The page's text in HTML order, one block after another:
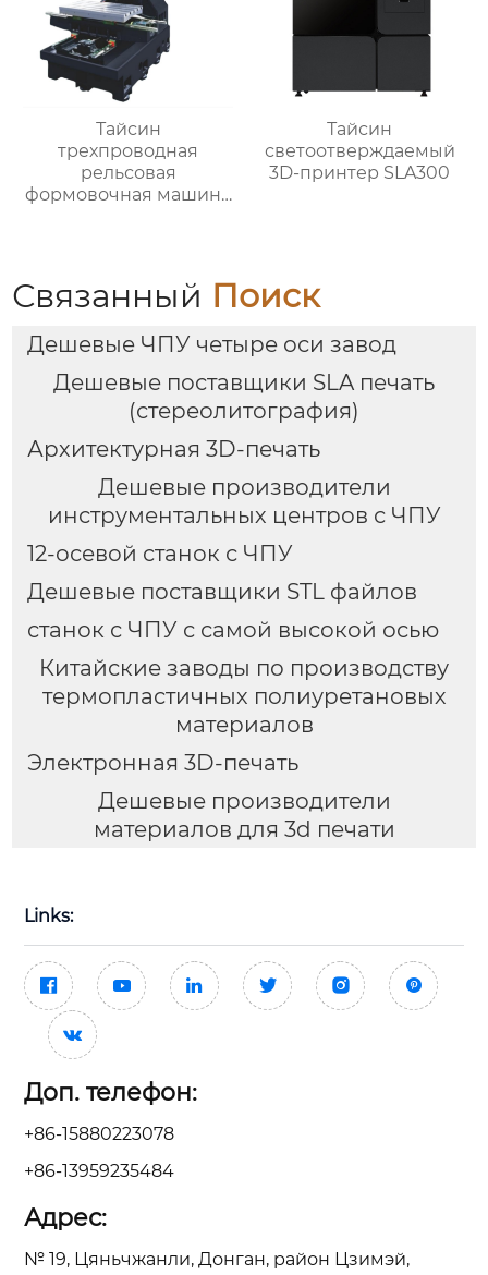
Тайсин
трехпроводная
рельсовая
формовочная машина
Тайсин
светоотверждаемый
3D-принтер SLA300
Связанный Поиск
Дешевые ЧПУ четыре оси завод
Дешевые поставщики SLA печать
(стереолитография)
Архитектурная 3D-печать
Дешевые производители
инструментальных центров с ЧПУ
12-осевой станок с ЧПУ
Дешевые поставщики STL файлов
станок с ЧПУ с самой высокой осью
Китайские заводы по производству
термопластичных полиуретановых
материалов
Электронная 3D-печать
Дешевые производители
материалов для 3d печати
Links:
     

Доп. телефон:
+86-15880223078
+86-13959235484
Адрес:
№ 19, Цяньчжанли, Донган, район Цзимэй,